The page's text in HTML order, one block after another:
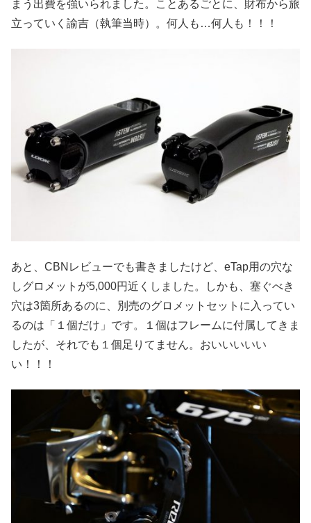
まう出費を強いられました。ことあるごとに、財布から旅
立っていく諭吉（執筆当時）。何人も…何人も！！！
あと、CBNレビューでも書きましたけど、eTap用の穴な
しグロメットが5,000円近くしました。しかも、塞ぐべき
穴は3箇所あるのに、別売のグロメットセットに入ってい
るのは「１個だけ」です。１個はフレームに付属してきま
したが、それでも１個足りてません。おいいいいい
い！！！